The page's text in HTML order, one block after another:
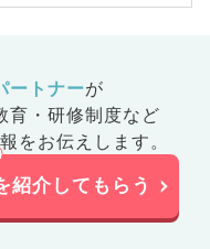
ートナーが
育・研修制度など
をお伝えします。
紹介してもらう